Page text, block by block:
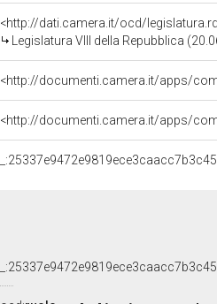
<http://dati.camera.it/ocd/
Legislatura VIII della Repubblica